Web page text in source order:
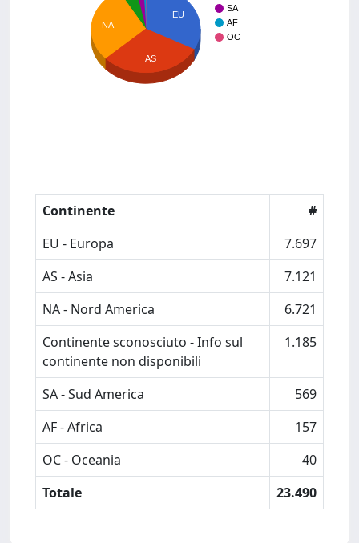
SA
AF
OC
EU
NA
AS
Continente
#
EU - Europa
7.697
AS - Asia
7.121
NA - Nord America
6.721
Continente sconosciuto - Info sul
continente non disponibili
1.185
SA - Sud America
569
AF - Africa
157
OC - Oceania
40
Totale
23.490